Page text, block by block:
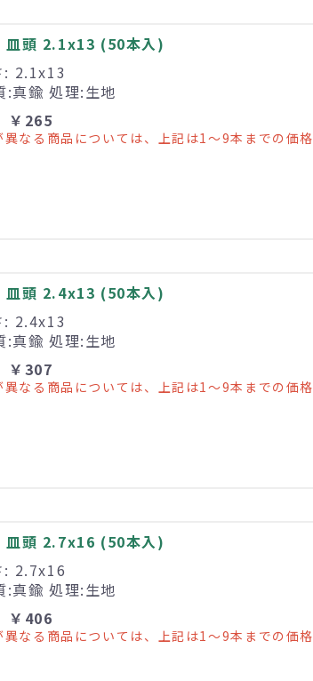
皿頭 2.1x13 (50本入)
: 2.1x13
真鍮 処理:生地
￥265
なる商品については、上記は1～9本までの価格
皿頭 2.4x13 (50本入)
: 2.4x13
真鍮 処理:生地
￥307
なる商品については、上記は1～9本までの価格
皿頭 2.7x16 (50本入)
: 2.7x16
真鍮 処理:生地
￥406
なる商品については、上記は1～9本までの価格